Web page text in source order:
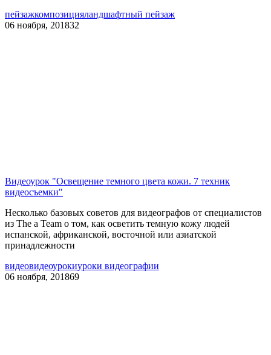
пейзажкомпозицияландшафтный пейзаж
06 ноября, 201832
Видеоурок "Освещение темного цвета кожи. 7 техник
видеосъемки"
Несколько базовых советов для видеографов от специалистов
из The a Team о том, как осветить темную кожу людей
испанской, африканской, восточной или азиатской
принадлежности
видеовидеоурокиуроки видеографии
06 ноября, 201869